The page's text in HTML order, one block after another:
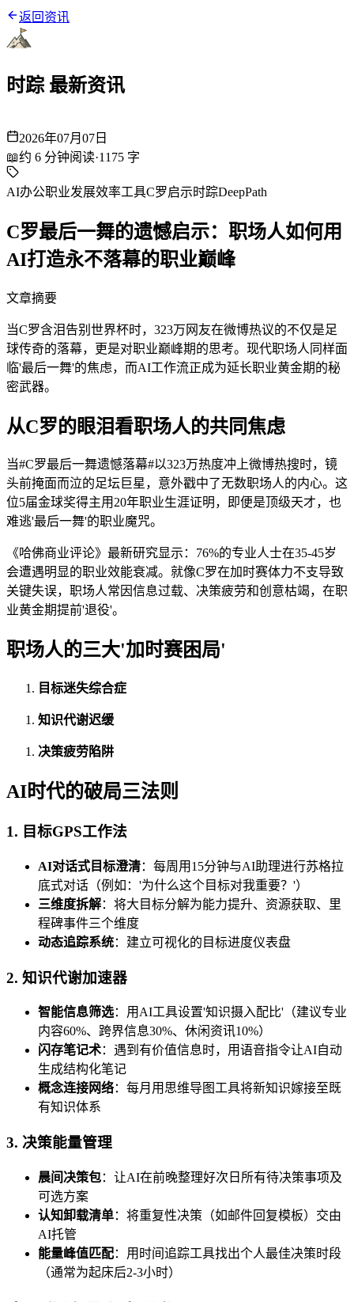
返回资讯
时踪 最新资讯
2026年07月07日
📖约 6 分钟阅读·1175 字
AI办公职业发展效率工具C罗启示时踪DeepPath
C罗最后一舞的遗憾启示：职场人如何用
AI打造永不落幕的职业巅峰
文章摘要
当C罗含泪告别世界杯时，323万网友在微博热议的不仅是足
球传奇的落幕，更是对职业巅峰期的思考。现代职场人同样面
临'最后一舞'的焦虑，而AI工作流正成为延长职业黄金期的秘
密武器。
从C罗的眼泪看职场人的共同焦虑
当#C罗最后一舞遗憾落幕#以323万热度冲上微博热搜时，镜
头前掩面而泣的足坛巨星，意外戳中了无数职场人的内心。这
位5届金球奖得主用20年职业生涯证明，即便是顶级天才，也
难逃'最后一舞'的职业魔咒。
《哈佛商业评论》最新研究显示：76%的专业人士在35-45岁
会遭遇明显的职业效能衰减。就像C罗在加时赛体力不支导致
关键失误，职场人常因信息过载、决策疲劳和创意枯竭，在职
业黄金期提前'退役'。
职场人的三大'加时赛困局'
目标迷失综合症
知识代谢迟缓
决策疲劳陷阱
AI时代的破局三法则
1. 目标GPS工作法
AI对话式目标澄清：每周用15分钟与AI助理进行苏格拉
底式对话（例如：'为什么这个目标对我重要？'）
三维度拆解：将大目标分解为能力提升、资源获取、里
程碑事件三个维度
动态追踪系统：建立可视化的目标进度仪表盘
2. 知识代谢加速器
智能信息筛选：用AI工具设置'知识摄入配比'（建议专业
内容60%、跨界信息30%、休闲资讯10%）
闪存笔记术：遇到有价值信息时，用语音指令让AI自动
生成结构化笔记
概念连接网络：每月用思维导图工具将新知识嫁接至既
有知识体系
3. 决策能量管理
晨间决策包：让AI在前晚整理好次日所有待决策事项及
可选方案
认知卸载清单：将重复性决策（如邮件回复模板）交由
AI托管
能量峰值匹配：用时间追踪工具找出个人最佳决策时段
（通常为起床后2-3小时）